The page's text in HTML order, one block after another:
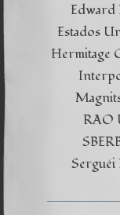
Edward
Estados
Hermitage
RAO